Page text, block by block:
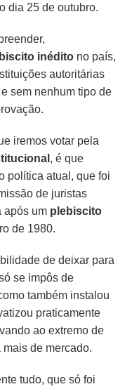
dia 25 de outubro.
inédito no país,
autoritárias
sem nenhum tipo de
iremos votar pela
, é que
política atual, que foi
de juristas
após um plebiscito
de 1980.
de deixar para
se impôs de
também instalou
praticamente
ao extremo de
de mercado.
tudo, que só foi